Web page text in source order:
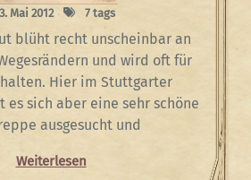
Mai 2012 7 tags
blüht recht unscheinbar an
und wird oft für
Hier im Stuttgarter
es sich aber eine sehr schöne
ausgesucht und
Weiterlesen